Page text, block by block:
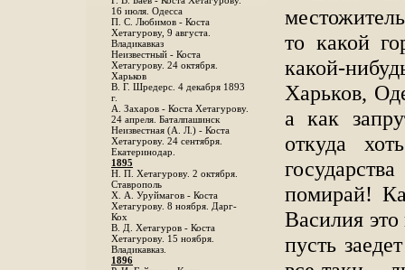
16 июля. Одесса
П. С. Любимов - Коста
Хетагурову, 9 августа.
Владикавказ
Неизвестный - Коста
Хетагурову. 24 октября.
Харьков
B. Г. Шредерс. 4 декабря 1893
г.
А. Захаров - Коста Хетагурову.
24 апреля. Баталпашинск
Неизвестная (А. Л.) - Коста
Хетагурову. 24 сентября.
Екатеринодар.
1895
Н. П. Хетагурову. 2 октября.
Ставрополь
X. А. Уруймагов - Коста
Хетагурову. 8 ноября. Дарг-
Кох
В. Д. Хетагуров - Коста
Хетагурову. 15 ноября.
Владикавказ.
1896
то какой
какой-
Харьков,
а как
откуда
помирай!
Василия это
пусть